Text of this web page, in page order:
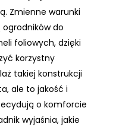
Zmienne warunki
ogrodników do
foliowych, dzięki
korzystny
takiej konstrukcji
ale to jakość i
o komforcie
wyjaśnia, jakie